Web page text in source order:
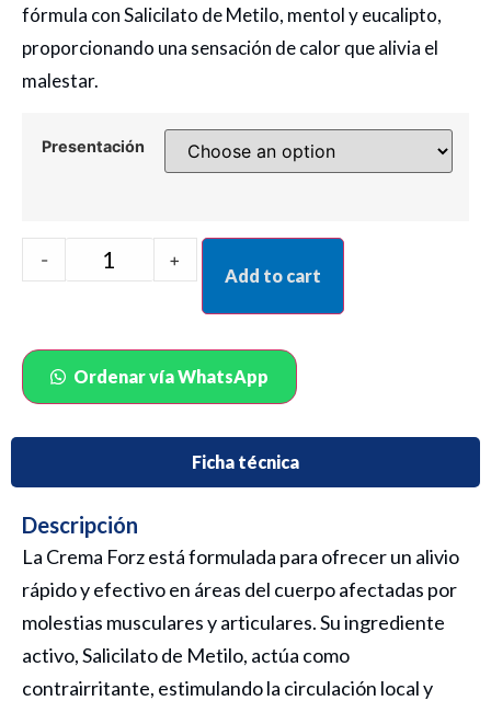
fórmula con Salicilato de Metilo, mentol y eucalipto,
proporcionando una sensación de calor que alivia el
malestar.
Presentación
- +
Add to cart
Ordenar vía WhatsApp
Ficha técnica
Descripción
La Crema Forz está formulada para ofrecer un alivio
rápido y efectivo en áreas del cuerpo afectadas por
molestias musculares y articulares. Su ingrediente
activo, Salicilato de Metilo, actúa como
contrairritante, estimulando la circulación local y